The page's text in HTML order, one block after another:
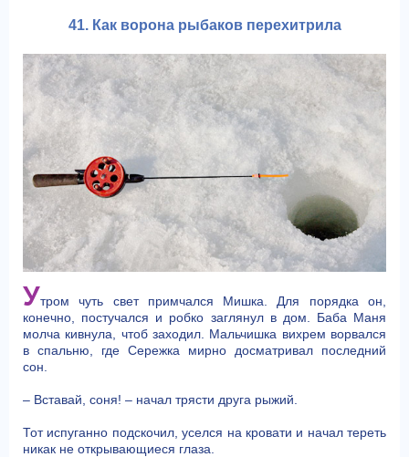
41. Как ворона рыбаков перехитрила
Утром чуть свет примчался Мишка. Для порядка он,
конечно, постучался и робко заглянул в дом. Баба Маня
молча кивнула, чтоб заходил. Мальчишка вихрем ворвался
в спальню, где Сережка мирно досматривал последний
сон.
– Вставай, соня! – начал трясти друга рыжий.
Тот испуганно подскочил, уселся на кровати и начал тереть
никак не открывающиеся глаза.